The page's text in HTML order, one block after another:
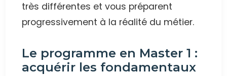
très différentes et vous préparent
progressivement à la réalité du métier.
Le programme en Master 1 :
acquérir les fondamentaux